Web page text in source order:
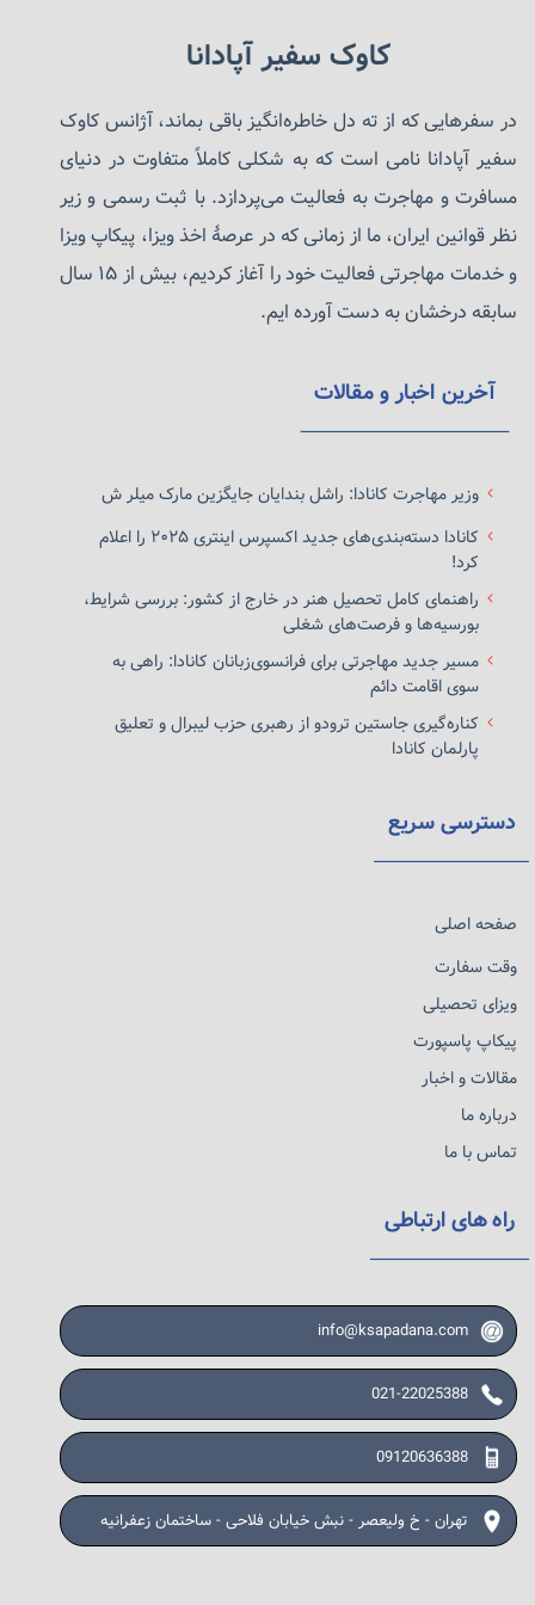
شهروند و رای دهنده شوند.کاوک سفیر آپادانا
در سفرهایی که از ته دل خاطره‌انگیز باقی بماند، آژانس کاوک
سفیر آپادانا نامی است که به شکلی کاملاً متفاوت در دنیای
مسافرت و مهاجرت به فعالیت می‌پردازد. با ثبت رسمی و زیر
نظر قوانین ایران، ما از زمانی که در عرصهٔ اخذ ویزا، پیکاپ ویزا
و خدمات مهاجرتی فعالیت خود را آغاز کردیم، بیش از ۱۵ سال
سابقه درخشان به دست آورده ایم.
آخرین اخبار و مقالات
وزیر مهاجرت کانادا: راشل بندایان جایگزین مارک میلر ش
کانادا دسته‌بندی‌های جدید اکسپرس اینتری ۲۰۲۵ را اعلام
کرد!
راهنمای کامل تحصیل هنر در خارج از کشور: بررسی شرایط،
بورسیه‌ها و فرصت‌های شغلی
مسیر جدید مهاجرتی برای فرانسوی‌زبانان کانادا: راهی به
سوی اقامت دائم
کناره‌گیری جاستین ترودو از رهبری حزب لیبرال و تعلیق
پارلمان کانادا
دسترسی سریع
صفحه اصلی
وقت سفارت
ویزای تحصیلی
پیکاپ پاسپورت
مقالات و اخبار
درباره ما
تماس با ما
راه های ارتباطی
info@ksapadana.com
021-22025388
09120636388
تهران - خ ولیعصر - نبش خیابان فلاحی - ساختمان زعفرانیه